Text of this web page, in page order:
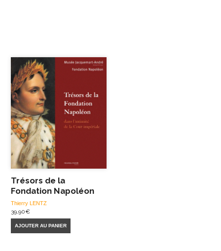
Trésors de la
Fondation Napoléon
Thierry LENTZ
39,90€
AJOUTER AU PANIER